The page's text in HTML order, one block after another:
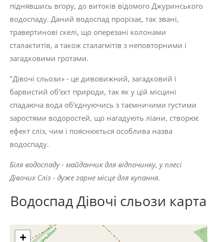
піднявшись вгору, до витоків відомого Джуринського
водоспаду. Даний водоспад прорізає, так звані,
травертинові скелі, що оперезані колонами
сталактитів, а також сталагмітів з неповторними і
загадковими гротами.
"Дівочі сльози» - це дивовижний, загадковий і
барвистий об'єкт природи, так як у цій місцині
спадаюча вода об'єднуючись з таємничими густими
заростями водоростей, що нагадують ліани, створює
ефект сліз, чим і пояснюється особлива назва
водоспаду.
Біля водоспаду - майданчик для відпочинку, у плесі
Дівочих Сліз - дуже гарне місце для купання.
Водоспад Дівочі сльози карта
+